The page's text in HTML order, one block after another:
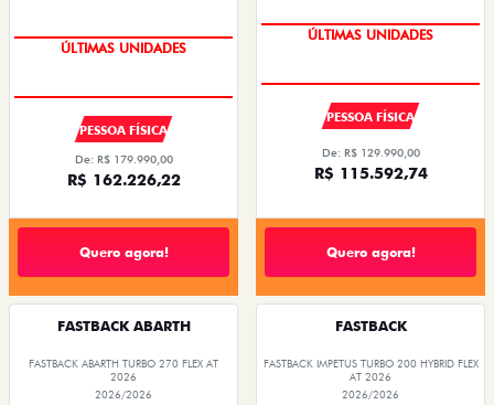
ÚLTIMAS UNIDADES
PESSOA FÍSICA
De: R$ 179.990,00
R$ 162.226,22
Quero agora!
ÚLTIMAS UNIDADES
PESSOA FÍSICA
De: R$ 129.990,00
R$ 115.592,74
Quero agora!
FASTBACK ABARTH
FASTBACK ABARTH TURBO 270 FLEX AT
2026
2026/2026
FASTBACK
FASTBACK IMPETUS TURBO 200 HYBRID FLEX
AT 2026
2026/2026